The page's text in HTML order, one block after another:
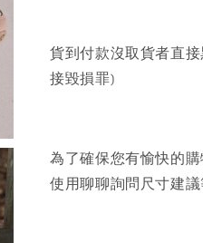
貨到付款沒取貨者直
接毀損罪)
為了確保您有愉快的
使用聊聊詢問尺寸建